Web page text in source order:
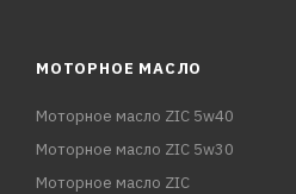
МОТОРНОЕ МАСЛО
Моторное масло ZIC 5w40
Моторное масло ZIC 5w30
Моторное масло ZIC